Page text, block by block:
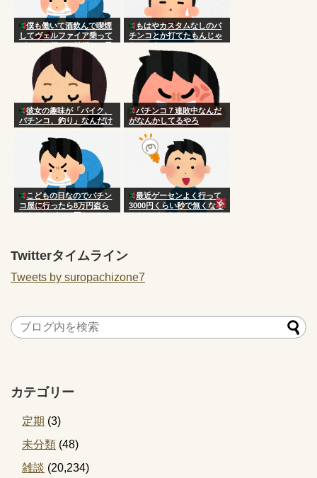
僕も働いて酒飲んで喫煙
してヴェルファイア乗って
パチンコ行って結婚して子
供いて家建てて親孝行した
かった
もはやカスタムなしのパ
チンコとか打てたもんじゃ
ないのよ
彼女の趣味が「バイク、
パチンコ、釣り」なんだけ
ど
パチンコ７連敗中なんだ
がなんかしてるやろ
こどもの日なのでパチン
コ屋に行ったら8万円盗ら
れたんだがこの国おかしい
最近ゲーセンよく行って
3000円くらい秒で無くなる
んだけどこれもしかしてパ
Twitterタイムライン
Tweets by suropachizone7
カテゴリー
定期 (3)
未分類 (48)
雑談 (20,234)